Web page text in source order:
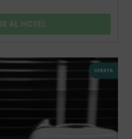
IR AL HOTEL
OFERTA